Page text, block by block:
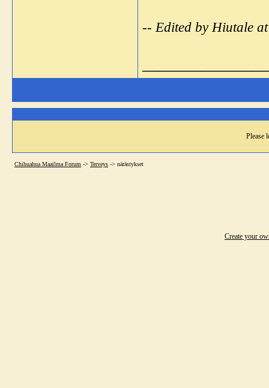
-- Edited by Hiutale
Please
Chihuahua Maailma Forum -> Terveys -> närästykset
Create your